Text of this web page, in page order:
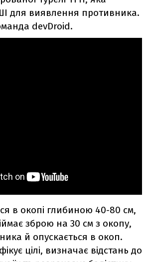
для виявлення противника.
devDroid.
в окопі глибиною 40-80 см,
зброю на 30 см з окопу,
й опускається в окоп.
цілі, визначає відстань до